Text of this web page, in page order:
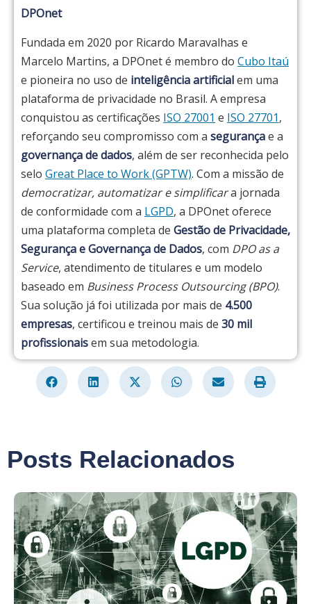
DPOnet
Fundada em 2020 por Ricardo Maravalhas e
Marcelo Martins, a DPOnet é membro do Cubo Itaú
e pioneira no uso de inteligência artificialem uma
plataforma de privacidade no Brasil. A empresa
conquistou as certificações ISO 27001 e ISO 27701,
reforçando seu compromisso com a segurançae a
governança de dados, além de ser reconhecida pelo
selo Great Place to Work (GPTW). Com a missão de
democratizar, automatizar e simplificara jornada
de conformidade com a LGPD, a DPOnet oferece
uma plataforma completa de Gestão de Privacidade,
Segurança e Governança de Dados, com DPO as a
Service, atendimento de titulares e um modelo
baseado em Business Process Outsourcing (BPO).
Sua solução já foi utilizada por mais de 4.500
empresas, certificou e treinou mais de 30 mil
profissionaisem sua metodologia.
Posts Relacionados